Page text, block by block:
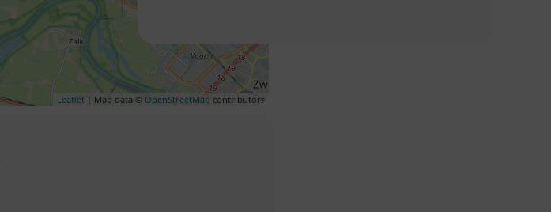
Leaflet | Map data © OpenStreetMap contributors